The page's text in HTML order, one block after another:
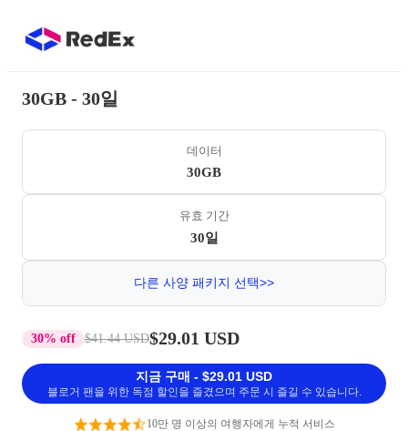
30GB - 30일
데이터
30GB
유효 기간
30일
다른 사양 패키지 선택>>
30% off $41.44 USD$29.01 USD
지금 구매 - $29.01 USD
블로거 팬을 위한 독점 할인을 즐겼으며 주문 시 즐길 수 있습니다.
10만 명 이상의 여행자에게 누적 서비스